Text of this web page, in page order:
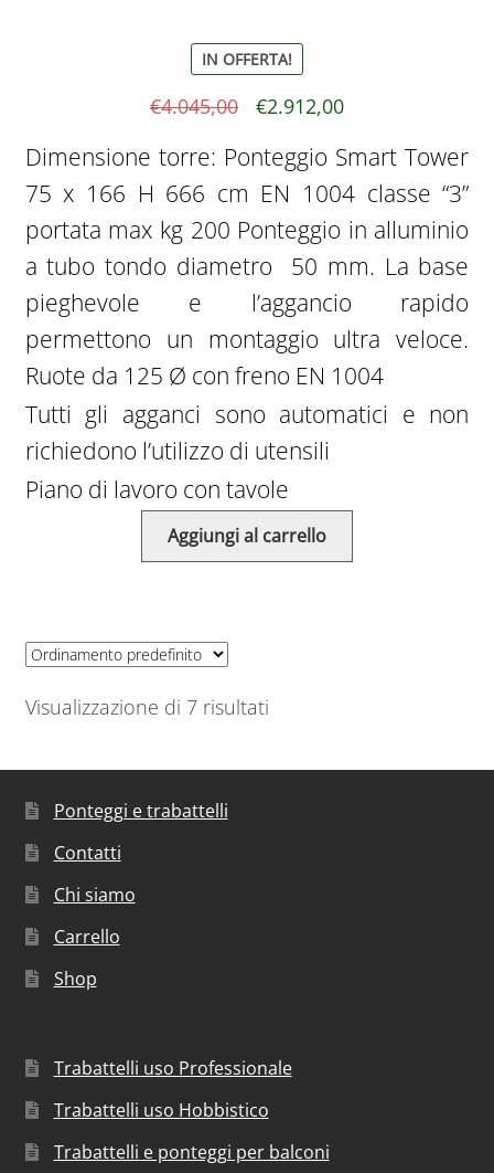
IN OFFERTA!
€4.045,00
originale
era:
€4.045,00.
€2.912,00Il
attuale
è:
€2.912,00.
Dimensione torre: Ponteggio Smart Tower
75 x 166 H 666 cm EN 1004 classe “3”
portata max kg 200 Ponteggio in alluminio
a tubo tondo diametro 50 mm. La base
pieghevole e l’aggancio rapido
permettono un montaggio ultra veloce.
Ruote da 125 Ø con freno EN 1004
Tutti gli agganci sono automatici e non
richiedono l’utilizzo di utensili
Piano di lavoro con tavole
Aggiungi al carrello
Visualizzazione di 7 risultati
Ponteggi e trabattelli
Contatti
Chi siamo
Carrello
Shop
Trabattelli uso Professionale
Trabattelli uso Hobbistico
Trabattelli e ponteggi per balconi